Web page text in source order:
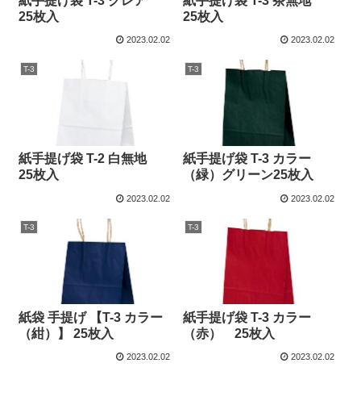
25枚入
2023.02.02
25枚入
2023.02.02
T-3
紙手提げ袋 T-2 白無地
25枚入
2023.02.02
T-3
紙手提げ袋 T-3 カラー
（緑）グリーン25枚入
2023.02.02
T-3
紙袋 手提げ 【T-3 カラー
（紺）】 25枚入
2023.02.02
T-3
紙手提げ袋 T-3 カラー
（赤） 25枚入
2023.02.02